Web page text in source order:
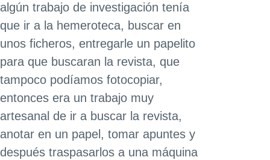
algún trabajo de investigación tenía
que ir a la hemeroteca, buscar en
unos ficheros, entregarle un papelito
para que buscaran la revista, que
tampoco podíamos fotocopiar,
entonces era un trabajo muy
artesanal de ir a buscar la revista,
anotar en un papel, tomar apuntes y
después traspasarlos a una máquina